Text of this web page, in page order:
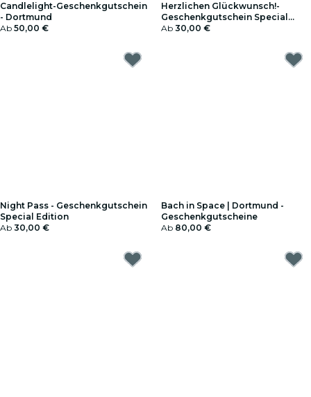
Candlelight-Geschenkgutschein
- Dortmund
Ab 50,00 €
Herzlichen Glückwunsch!-
Geschenkgutschein Special
Edition
Ab 30,00 €
Night Pass - Geschenkgutschein
Special Edition
Ab 30,00 €
Bach in Space | Dortmund -
Geschenkgutscheine
Ab 80,00 €